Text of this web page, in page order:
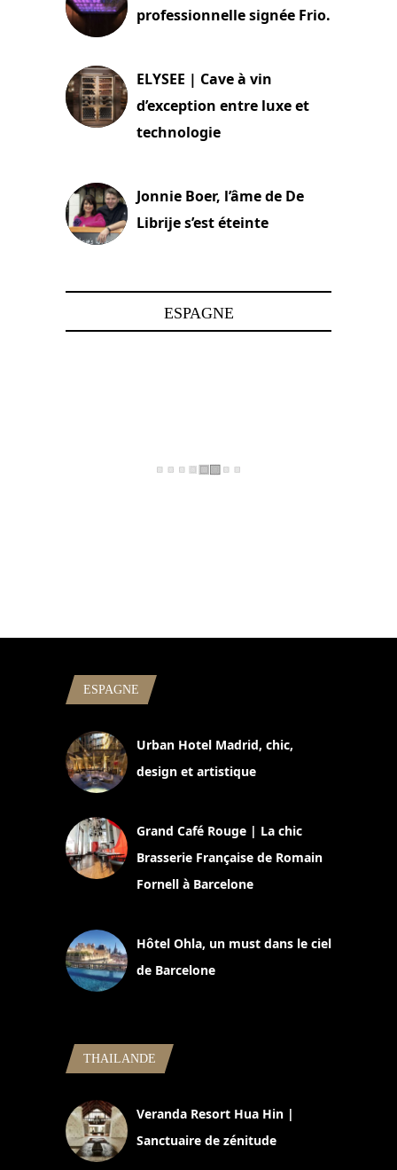
professionnelle signée Frio.
ELYSEE | Cave à vin
d’exception entre luxe et
technologie
Jonnie Boer, l’âme de De
Librije s’est éteinte
ESPAGNE
ESPAGNE
Urban Hotel Madrid, chic,
design et artistique
Grand Café Rouge | La chic
Brasserie Française de Romain
Fornell à Barcelone
Hôtel Ohla, un must dans le ciel
de Barcelone
THAILANDE
Veranda Resort Hua Hin |
Sanctuaire de zénitude